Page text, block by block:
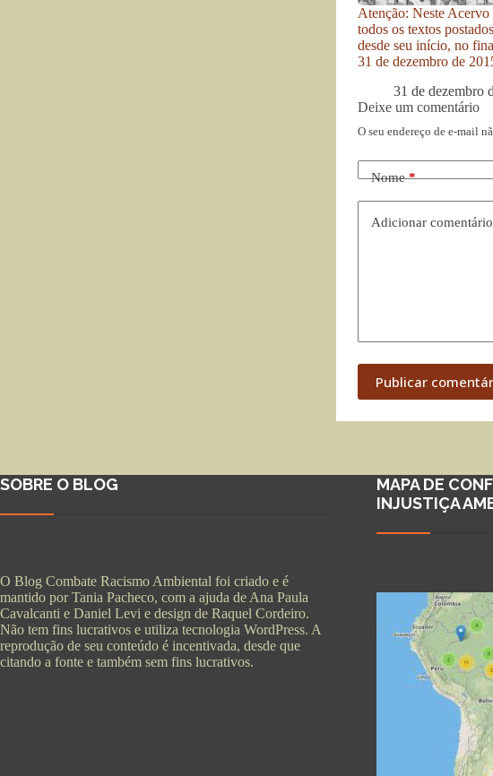
Atenção: Neste Acervo
todos os textos
desde seu início, no
31 de dezembro de
31 de dezembro
Deixe um comentário
O seu endereço de e-mail
Nome*
Adicionar comentário
Publicar
SOBRE O BLOG
O Blog Combate Racismo Ambiental foi criado e é
mantido por Tania Pacheco, com a ajuda de Ana Paula
Cavalcanti e Daniel Levi e design de Raquel Cordeiro.
Não tem fins lucrativos e utiliza tecnologia WordPress. A
reprodução de seu conteúdo é incentivada, desde que
citando a fonte e também sem fins lucrativos.
MAPA DE
INJUSTIÇA